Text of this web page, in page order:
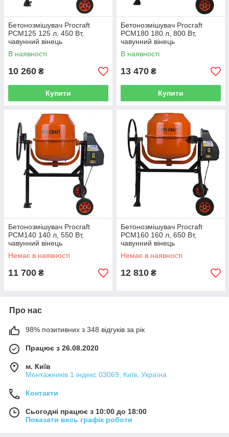
Бетонозмішувач Procraft
PCM125 125 л, 450 Вт,
чавунний вінець
В наявності
10 260 ₴
Купити
Бетонозмішувач Procraft
PCM180 180 л, 800 Вт,
чавунний вінець
В наявності
13 470 ₴
Купити
Бетонозмішувач Procraft
PCM140 140 л, 550 Вт,
чавунний вінець
Немає в наявності
11 700 ₴
Бетонозмішувач Procraft
PCM160 160 л, 650 Вт,
чавунний вінець
Немає в наявності
12 810 ₴
Про нас
98% позитивних з 348 відгуків за рік
Працює з 26.08.2020
м. Київ
Монтажників 1 індекс 03069, Київ, Україна
Контакти
Сьогодні працює з 10:00 до 18:00
Показати весь графік роботи